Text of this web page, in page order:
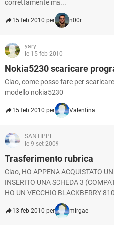
correttamente ma...
15 feb 2010 per n00r
yary
le 15 feb 2010
Nokia5230 scaricare
Ciao, come posso fare per
modello nokia5230
15 feb 2010 per Valentina
SANTIPPE
le 9 set 2009
Trasferimento rubrica
Ciao, HO APPENA ACQUISTATO
INSERITO UNA SCHEDA 3
HO UN VECCHIO BLACKBERRY
13 feb 2010 per mirgae